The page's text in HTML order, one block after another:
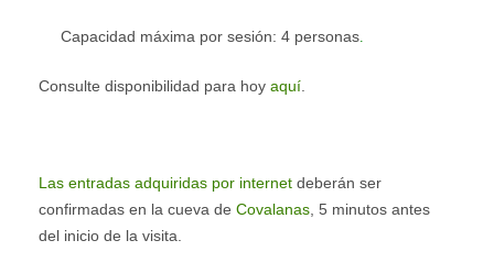
Capacidad máxima por sesión: 4 personas
Consulte disponibilidad para hoy aquí
Las entradas adquiridas por internet deberán ser
confirmadas en la cueva de Covalanas , 5 minutos antes
del inicio de la visita.